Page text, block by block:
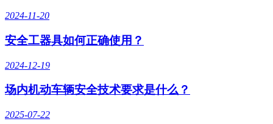
2024-11-20
安全工器具如何正确使用？
2024-12-19
场内机动车辆安全技术要求是什么？
2025-07-22